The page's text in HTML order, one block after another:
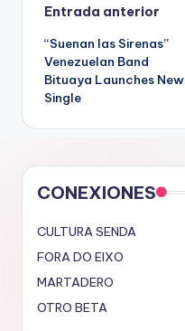
Navegación
de
entradas
Entrada anterior
“Suenan las Sirenas”
Venezuelan Band
Bituaya Launches New
Single
CONEXIONES
CULTURA SENDA
FORA DO EIXO
MARTADERO
OTRO BETA